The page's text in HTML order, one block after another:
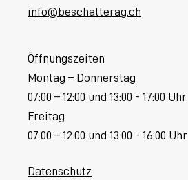
info@beschatterag.ch
Öffnungszeiten
Montag – Donnerstag
07:00 – 12:00 und 13:00 - 17:00 Uhr
Freitag
07:00 – 12:00 und 13:00 - 16:00 Uhr
Datenschutz